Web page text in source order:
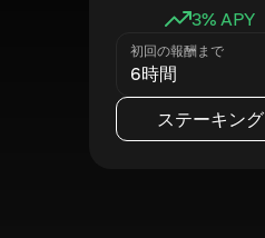
3% APY
初回の報酬まで
6時間
ステーキング